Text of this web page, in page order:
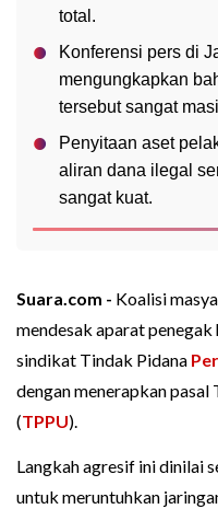
total.
Konferensi pers di
mengungkapkan
tersebut sangat
Penyitaan aset
aliran dana ilegal
sangat kuat.
Suara.com - Koalisi
mendesak aparat
sindikat Tindak Pidana
dengan menerapkan pasal
(TPPU).
Langkah agresif ini dinilai
untuk meruntuhkan